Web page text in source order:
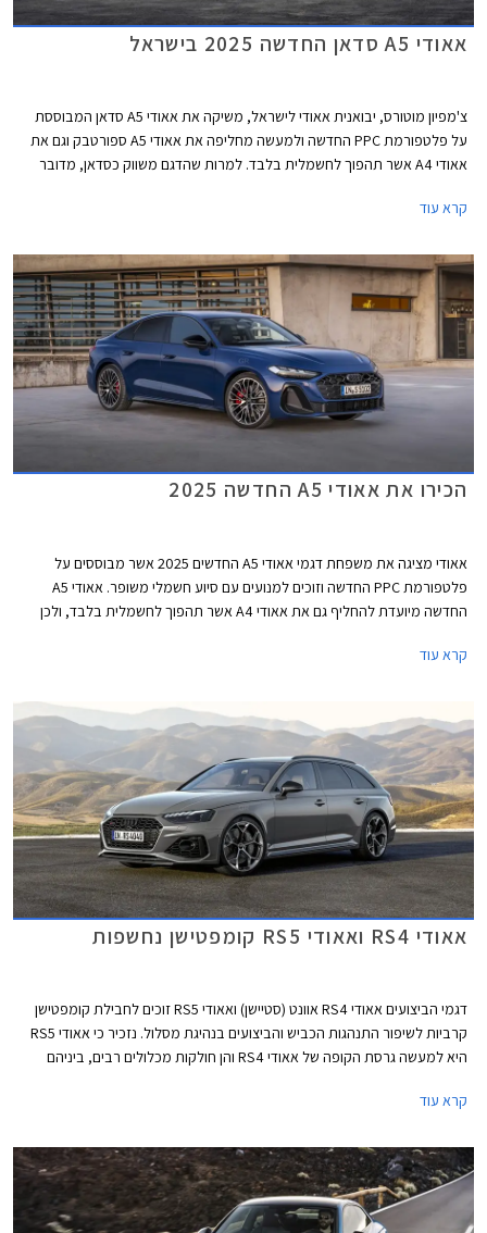
אאודי A5 סדאן החדשה 2025 בישראל
צ'מפיון מוטורס, יבואנית אאודי לישראל, משיקה את אאודי A5 סדאן המבוססת
על פלטפורמת PPC החדשה ולמעשה מחליפה את אאודי A5 ספורטבק וגם את
אאודי A4 אשר תהפוך לחשמלית בלבד. למרות שהדגם משווק כסדאן, מדובר
A5 גם בתצורת אוונט (סטיישן) שאינה מגיעה אלינו.
קרא עוד
הכירו את אאודי A5 החדשה 2025
אאודי מציגה את משפחת דגמי אאודי A5 החדשים 2025 אשר מבוססים על
פלטפורמת PPC החדשה וזוכים למנועים עם סיוע חשמלי משופר. אאודי A5
החדשה מיועדת להחליף גם את אאודי A4 אשר תהפוך לחשמלית בלבד, ולכן
ישווק לראשונה בתצורת אוונט (סטיישן) וסדאן שהינה למעשה דומה יותר לגרסת
הקופה והקבריולט יוצגו בהמשך בשם שונה בדומה למהלך שמרצדס ביצעה עם
מרצדס CLE.
קרא עוד
אאודי RS4 ואאודי RS5 קומפטישן נחשפות
דגמי הביצועים אאודי RS4 אוונט (סטיישן) ואאודי RS5 זוכים לחבילת קומפטישן
קרביות לשיפור התנהגות הכביש והביצועים בנהיגת מסלול. נזכיר כי אאודי RS5
היא למעשה גרסת הקופה של אאודי RS4 והן חולקות מכלולים רבים, ביניהם
אלה מוגבלת ל- 290 קמ"ש. אאודי RS4 אוונט קומפטישן מאיצה מעמידה ל- 100
קמ"ש תוך 3.9 שניות, 0.2 שניות מהר יותר מהגרסה הסטנדרטית. אאודי RS5
קופה וספורטבק קומפטישן מאיצות מעמידה ל- 100 קמ"ש תוך 3.8 שניות, 0.1
שניות מהר יותר מהגרסה הסטנדרטית.
קרא עוד